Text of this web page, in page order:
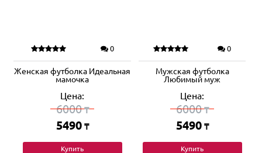
0
Женская футболка Идеальная
мамочка
Цена:
6000₸
5490 ₸
Купить
0
Мужская футболка
Любимый муж
Цена:
6000₸
5490 ₸
Купить